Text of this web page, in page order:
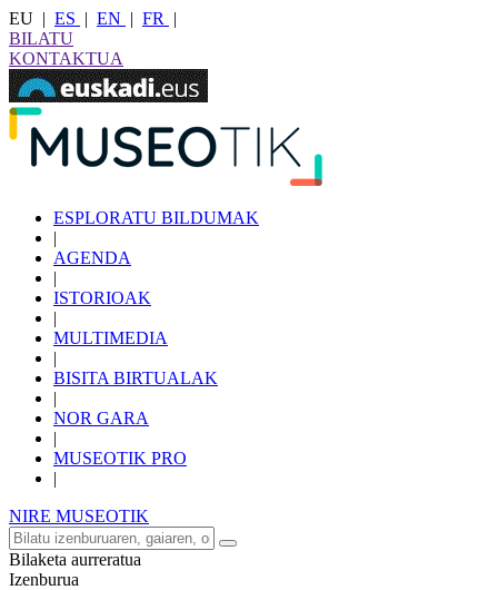
EU | ES | EN | FR
|
BILATU
KONTAKTUA
ESPLORATU BILDUMAK
|
AGENDA
|
ISTORIOAK
|
MULTIMEDIA
|
BISITA BIRTUALAK
|
NOR GARA
|
MUSEOTIK PRO
|
NIRE MUSEOTIK
Bilaketa aurreratua
Izenburua